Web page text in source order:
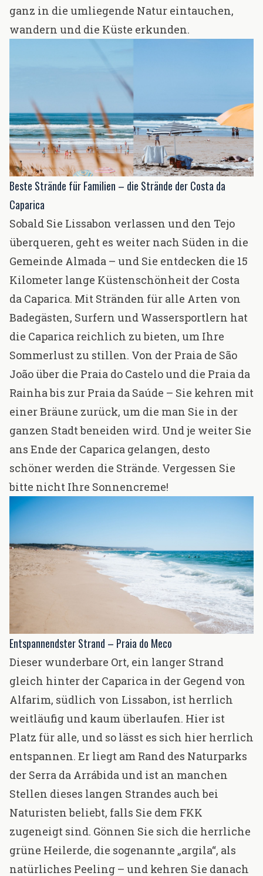
ganz in die umliegende Natur eintauchen,
wandern und die Küste erkunden.
Beste Strände für Familien – die Strände der Costa da
Caparica
Sobald Sie Lissabon verlassen und den Tejo
überqueren, geht es weiter nach Süden in die
Gemeinde Almada – und Sie entdecken die 15
Kilometer lange Küstenschönheit der Costa
da Caparica. Mit Stränden für alle Arten von
Badegästen, Surfern und Wassersportlern hat
die Caparica reichlich zu bieten, um Ihre
Sommerlust zu stillen. Von der Praia de São
João über die Praia do Castelo und die Praia da
Rainha bis zur Praia da Saúde – Sie kehren mit
einer Bräune zurück, um die man Sie in der
ganzen Stadt beneiden wird. Und je weiter Sie
ans Ende der Caparica gelangen, desto
schöner werden die Strände. Vergessen Sie
bitte nicht Ihre Sonnencreme!
Entspannendster Strand – Praia do Meco
Dieser wunderbare Ort, ein langer Strand
gleich hinter der Caparica in der Gegend von
Alfarim, südlich von Lissabon, ist herrlich
weitläufig und kaum überlaufen. Hier ist
Platz für alle, und so lässt es sich hier herrlich
entspannen. Er liegt am Rand des Naturparks
der Serra da Arrábida und ist an manchen
Stellen dieses langen Strandes auch bei
Naturisten beliebt, falls Sie dem FKK
zugeneigt sind. Gönnen Sie sich die herrliche
grüne Heilerde, die sogenannte „argila“, als
natürliches Peeling – und kehren Sie danach